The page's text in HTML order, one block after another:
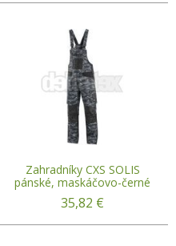
Zahradníky CXS SOLIS
pánské, maskáčovo-černé
35,82 €